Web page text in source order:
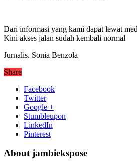
Dari informasi yang kami dapat lewat
Kini akses jalan sudah kembali normal
Jurnalis. Sonia Benzola
Share
Facebook
Twitter
Google +
Stumbleupon
LinkedIn
Pinterest
About jambiekspose